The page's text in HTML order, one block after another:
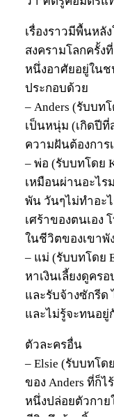
เรื่องราวมีพื้นหลั
สงครามโลกครั้ง
หนึ่งอาศัยอยู่ในช
ประกอบด้วย
– Anders (รับบท
เป็นหนุ่ม (เกิดปี
ความฝันต้องกา
– พ่อ (รับบทโดย
เหมือนผ่านอะไ
พัน วันๆไม่ทำอะ
เศร้าของตนเอง
ในชีวิตของเขาพัง
– แม่ (รับบทโดย
หาเงินเลี้ยงดูคร
และรับจ้างซักรีด
และไม่รู้จะทนอ
ตัวละครอื่น
– Elsie (รับบทโด
ของ Anders ที่ก็
หนึ่งปล่อยตัวกาย